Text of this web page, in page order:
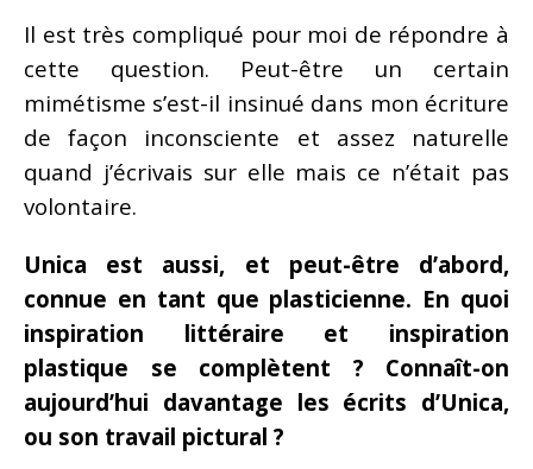
Il est très compliqué pour moi de répondre à
cette question. Peut-être un certain
mimétisme s’est-il insinué dans mon écriture
de façon inconsciente et assez naturelle
quand j’écrivais sur elle mais ce n’était pas
volontaire.
Unica est aussi, et peut-être d’abord,
connue en tant que plasticienne. En quoi
inspiration littéraire et inspiration
plastique se complètent ? Connaît-on
aujourd’hui davantage les écrits d’Unica,
ou son travail pictural ?